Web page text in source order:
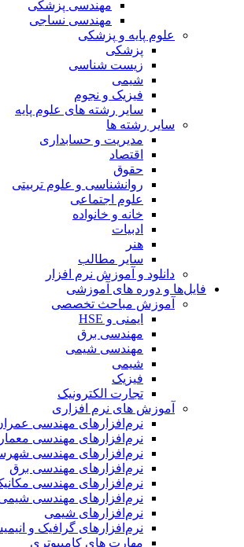
مهندسی پزشکی
مهندسی نساجی
علوم پایه و پزشکی
پزشکی
زیست شناسی
شیمی
فیزیک و نجوم
سایر رشته های علوم پایه
سایر رشته ها
مدیریت و حسابداری
اقتصاد
حقوق
روانشناسی و علوم تربیتی
علوم اجتماعی
خانه و خانواده
ادبیات
هنر
سایر مطالب
دانلود و آموزش نرم افزار
فایل‌ها و دوره های آموزشی
آموزش مباحث تخصصی
ایمنی و HSE
مهندسی برق
مهندسی شیمی
شیمی
فیزیک
تجارت الکترونیک
آموزش های نرم افزاری
نرم‌افزارهای مهندسی عمران
نرم‌افزارهای مهندسی معماری
نرم‌افزارهای مهندسی شهرسازی
نرم‌افزارهای مهندسی برق
نرم‌افزارهای مهندسی مکانیک
نرم‌افزارهای مهندسی شیمی
نرم‌افزارهای شیمی
نرم‌افزارهای گرافیک و انیمیشن
مهارت های کامپیوتری